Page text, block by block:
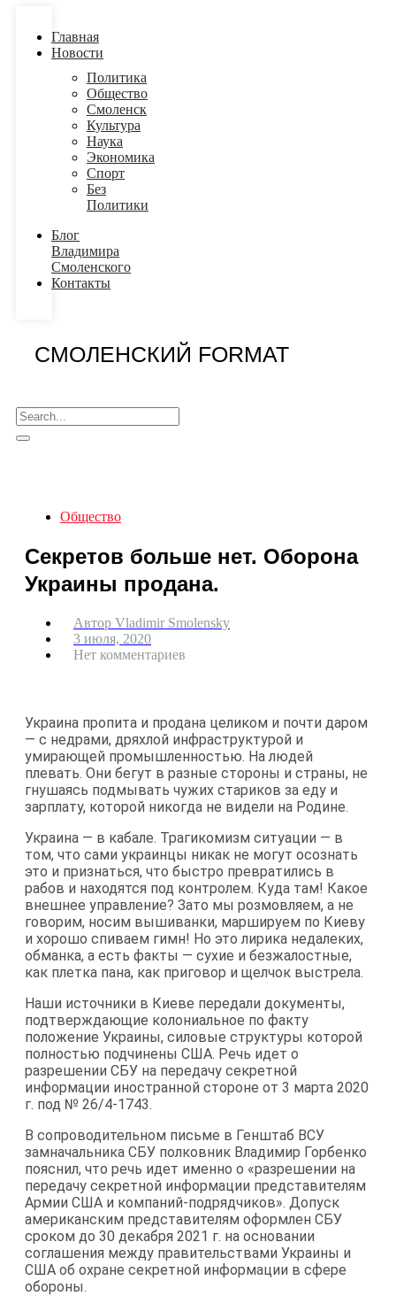
Главная
Новости
Политика
Общество
Смоленск
Культура
Наука
Экономика
Спорт
Без
Политики
Блог
Владимира
Смоленского
Контакты
СМОЛЕНСКИЙ FORMAT
Общество
Секретов больше нет. Оборона
Украины продана.
Автор Vladimir Smolensky
3 июля, 2020
Нет комментариев
Украина пропита и продана целиком и почти даром
— с недрами, дряхлой инфраструктурой и
умирающей промышленностью. На людей
плевать. Они бегут в разные стороны и страны, не
гнушаясь подмывать чужих стариков за еду и
зарплату, которой никогда не видели на Родине.
Украина — в кабале. Трагикомизм ситуации — в
том, что сами украинцы никак не могут осознать
это и признаться, что быстро превратились в
рабов и находятся под контролем. Куда там! Какое
внешнее управление? Зато мы розмовляем, а не
говорим, носим вышиванки, маршируем по Киеву
и хорошо спиваем гимн! Но это лирика недалеких,
обманка, а есть факты — сухие и безжалостные,
как плетка пана, как приговор и щелчок выстрела.
Наши источники в Киеве передали документы,
подтверждающие колониальное по факту
положение Украины, силовые структуры которой
полностью подчинены США. Речь идет о
разрешении СБУ на передачу секретной
информации иностранной стороне от 3 марта 2020
г. под № 26/4-1743.
В сопроводительном письме в Генштаб ВСУ
замначальника СБУ полковник Владимир Горбенко
пояснил, что речь идет именно о «разрешении на
передачу секретной информации представителям
Армии США и компаний-подрядчиков». Допуск
американским представителям оформлен СБУ
сроком до 30 декабря 2021 г. на основании
соглашения между правительствами Украины и
США об охране секретной информации в сфере
обороны.